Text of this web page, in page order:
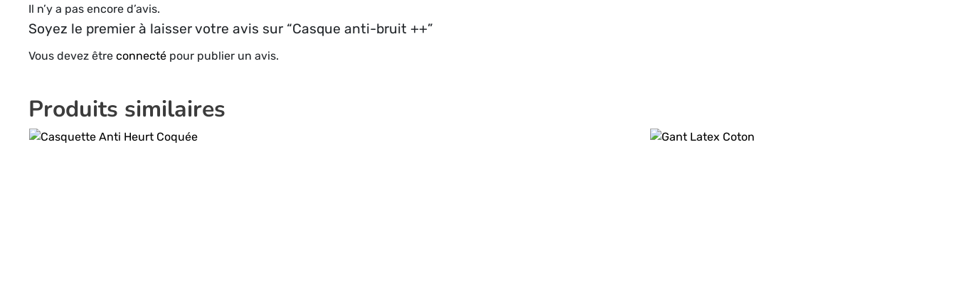
Il n’y a pas encore d’avis.
Soyez le premier à laisser votre avis sur “Casque anti-bruit ++”
Vous devez être connecté pour publier un avis.
Produits similaires